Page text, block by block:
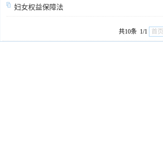
妇女权益保障法
共10条 1/1 首页